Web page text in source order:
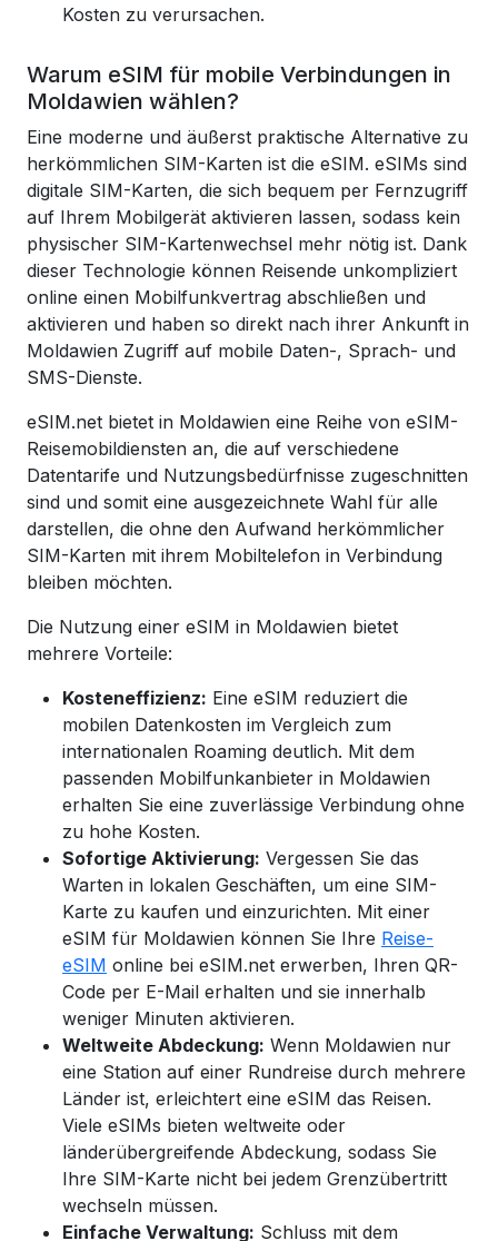
Kosten zu verursachen.
Warum eSIM für mobile Verbindungen in
Moldawien wählen?
Eine moderne und äußerst praktische Alternative zu
herkömmlichen SIM-Karten ist die eSIM. eSIMs sind
digitale SIM-Karten, die sich bequem per Fernzugriff
auf Ihrem Mobilgerät aktivieren lassen, sodass kein
physischer SIM-Kartenwechsel mehr nötig ist. Dank
dieser Technologie können Reisende unkompliziert
online einen Mobilfunkvertrag abschließen und
aktivieren und haben so direkt nach ihrer Ankunft in
Moldawien Zugriff auf mobile Daten-, Sprach- und
SMS-Dienste.
eSIM.net bietet in Moldawien eine Reihe von eSIM-
Reisemobildiensten an, die auf verschiedene
Datentarife und Nutzungsbedürfnisse zugeschnitten
sind und somit eine ausgezeichnete Wahl für alle
darstellen, die ohne den Aufwand herkömmlicher
SIM-Karten mit ihrem Mobiltelefon in Verbindung
bleiben möchten.
Die Nutzung einer eSIM in Moldawien bietet
mehrere Vorteile:
Kosteneffizienz: Eine eSIM reduziert die
mobilen Datenkosten im Vergleich zum
internationalen Roaming deutlich. Mit dem
passenden Mobilfunkanbieter in Moldawien
erhalten Sie eine zuverlässige Verbindung ohne
zu hohe Kosten.
Sofortige Aktivierung: Vergessen Sie das
Warten in lokalen Geschäften, um eine SIM-
Karte zu kaufen und einzurichten. Mit einer
eSIM für Moldawien können Sie Ihre Reise-
eSIM online bei eSIM.net erwerben, Ihren QR-
Code per E-Mail erhalten und sie innerhalb
weniger Minuten aktivieren.
Weltweite Abdeckung: Wenn Moldawien nur
eine Station auf einer Rundreise durch mehrere
Länder ist, erleichtert eine eSIM das Reisen.
Viele eSIMs bieten weltweite oder
länderübergreifende Abdeckung, sodass Sie
Ihre SIM-Karte nicht bei jedem Grenzübertritt
wechseln müssen.
Einfache Verwaltung: Schluss mit dem